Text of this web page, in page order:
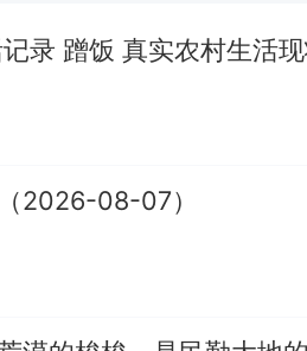
录 蹭饭 真实农村生活
2026-08-07）